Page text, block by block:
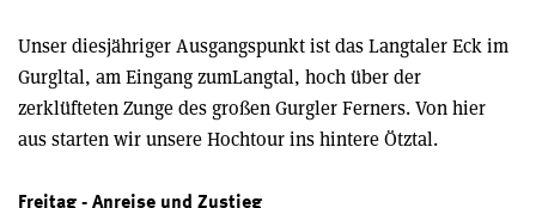
Unser diesjähriger Ausgangspunkt ist das Langtaler Eck im
Gurgltal, am Eingang zumLangtal, hoch über der
zerklüfteten Zunge des großen Gurgler Ferners. Von hier
aus starten wir unsere Hochtour ins hintere Ötztal.
Freitag - Anreise und Zustieg